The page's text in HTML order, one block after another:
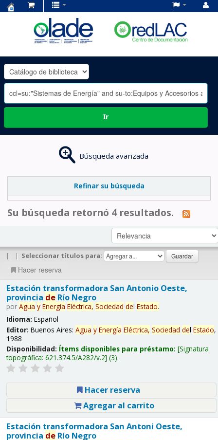
OLADE
-
Ir
Búsqueda avanzada
Refinar su búsqueda
Su búsqueda retornó 4 resultados.
| | Seleccionar títulos para:
Hacer reserva
Estación transformadora San Antonio Oeste,
provincia deRío Negro
por Agua y Energía Eléctrica, Sociedad del Estado.
Idioma: Español
Editor: Buenos Aires: Agua y Energía Eléctrica, Sociedad del Estado,
1988
Disponibilidad: Ítems disponibles para préstamo: Signatura
topográfica: 621.374.5/A282/v.2 (3).
Hacer reserva
Agregar al carrito
Estación transformadora San Antoni Oeste,
provincia deRío Negro